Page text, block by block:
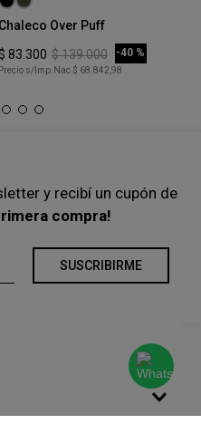
S
Chaleco Over Puff
$ 83 300 $139.000 -40 %
Precio s/Imp.Nac $ 68.842,98
y recibí un cupón de
compra!
SUSCRIBIRME